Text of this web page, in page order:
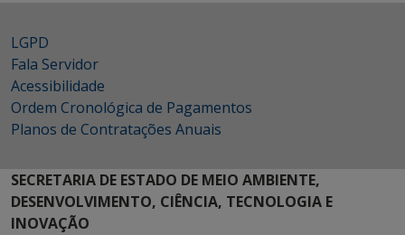
LGPD
Fala Servidor
Acessibilidade
Ordem Cronológica de Pagamentos
Planos de Contratações Anuais
SECRETARIA DE ESTADO DE MEIO AMBIENTE,
DESENVOLVIMENTO, CIÊNCIA, TECNOLOGIA E
INOVAÇÃO